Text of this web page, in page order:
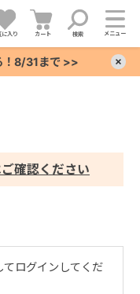
に入り カート 検索 メニュー
！8/31まで >>
確認ください
てログインしてくだ